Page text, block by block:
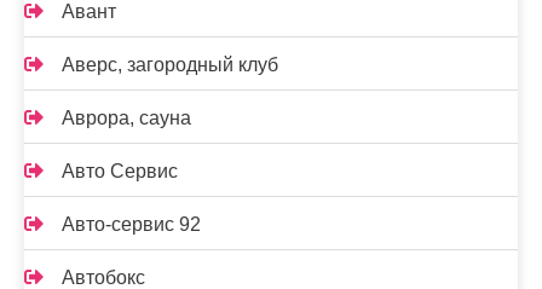
Авант
Аверс, загородный клуб
Аврора, сауна
Авто Сервис
Авто-сервис 92
Автобокс